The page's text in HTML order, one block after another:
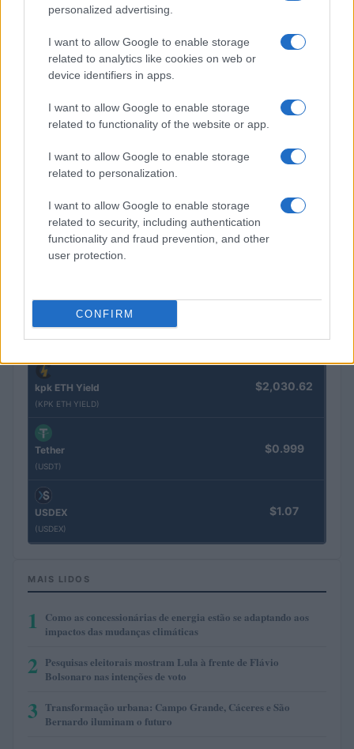
personalized advertising.
I want to allow Google to enable storage
related to analytics like cookies on web or
device identifiers in apps.
I want to allow Google to enable storage
related to functionality of the website or app.
I want to allow Google to enable storage
related to personalization.
I want to allow Google to enable storage
related to security, including authentication
functionality and fraud prevention, and other
user protection.
CONFIRM
Eureka Bridged PAX Gold (Terra
JDB
(KPK ETH PRIME)
SyBTC
(SYBTC)
$85,763.00
Bitcoin
Ethereum
(ETH)
kpk ETH Yield
(KPK ETH YIELD)
$2,030.62
Tether
(USDT)
$0.999
USDEX
(USDEX)
$1.07
MAIS LIDOS
1
Como as concessionárias de energia estão se adaptando aos
impactos das mudanças climáticas
2 Pesquisas eleitorais mostram Lula à frente de Flávio
Bolsonaro nas intenções de voto
3 Transformação urbana: Campo Grande, Cáceres e São
Bernardo iluminam o futuro